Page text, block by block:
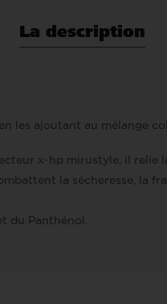
La description
les ajoutant au mélange
x-hp mirustyle, il relie
la sécheresse, la
du Panthénol.